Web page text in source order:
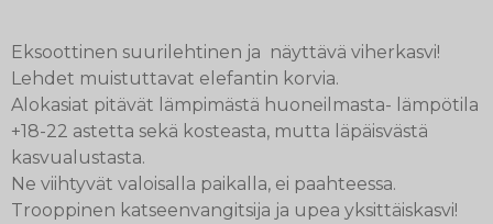
Eksoottinen suurilehtinen ja näyttävä viherkasvi!
Lehdet muistuttavat elefantin korvia.
Alokasiat pitävät lämpimästä huoneilmasta- lämpötila
+18-22 astetta sekä kosteasta, mutta läpäisvästä
kasvualustasta.
Ne viihtyvät valoisalla paikalla, ei paahteessa.
Trooppinen katseenvangitsija ja upea yksittäiskasvi!